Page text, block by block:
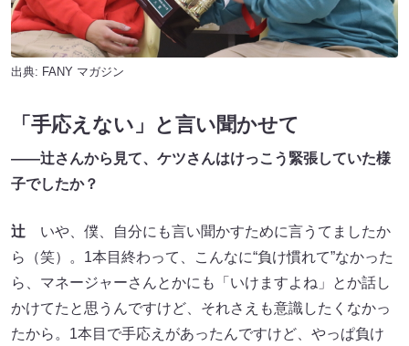
出典: FANY マガジン
「手応えない」と言い聞かせて
――辻さんから見て、ケツさんはけっこう緊張していた様
子でしたか？
辻 いや、僕、自分にも言い聞かすために言うてましたか
ら（笑）。1本目終わって、こんなに“負け慣れて”なかった
ら、マネージャーさんとかにも「いけますよね」とか話し
かけてたと思うんですけど、それさえも意識したくなかっ
たから。1本目で手応えがあったんですけど、やっぱ負け